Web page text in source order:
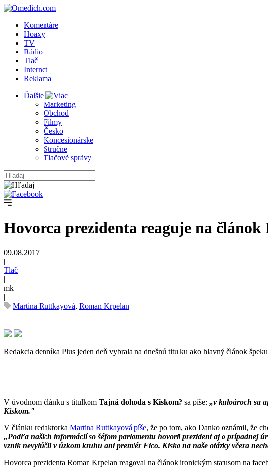
Komentáre
Hoaxy
TV
Rádio
Tlač
Internet
Reklama
Ďalšie
Marketing
Obchod
Filmy
Česko
Koncesionárske
Stručne
Tlačové správy
Hovorca prezidenta reaguje na
09.08.2017
|
Tlač
|
mk
|
Martina Ruttkayová, Roman Krpelan
Redakcia denníka Plus jeden deň vybrala na dnešnú titulku ako hlavný článok
V úvodnom článku s titulkom Tajná dohoda s Kiskom? sa píše: „v kuloároch sa
Kiskom."
V článku redaktorka Martina Ruttkayová píše, že po tom, ako Danko oznámil, že
„Podľa našich informácií so šéfom parlamentu hovoril prezident aj o prípadnej
vznik nevylúčil v úzkom kruhu ani premiér Fico. Kiska na naše otázky včera
Hovorca prezidenta Roman Krpelan reagoval na článok ironickým statusom na